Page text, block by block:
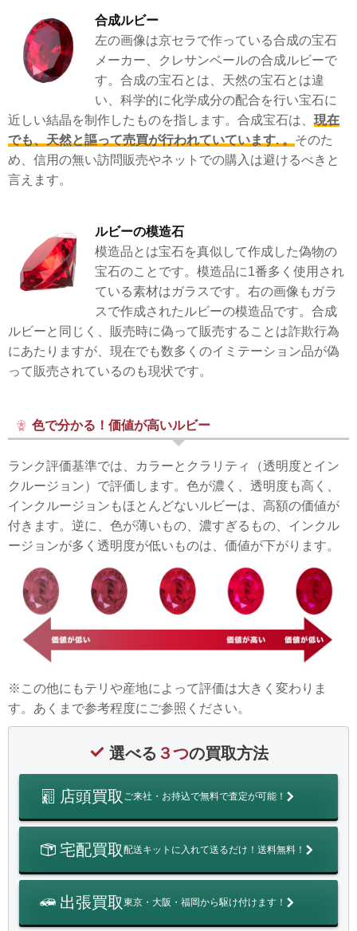
合成ルビー
左の画像は京セラで作っている合成の宝石
メーカー、クレサンベールの合成ルビーで
す。合成の宝石とは、天然の宝石とは違
い、科学的に化学成分の配合を行い宝石に
近しい結晶を制作したものを指します。合成宝石は、 現在
でも、天然と謳って売買が行われていています. 。 そのた
め、信用の無い訪問販売やネットでの購入は避けるべきと
言えます。
ルビーの模造石
模造品とは宝石を真似して作成した偽物の
宝石のことです。模造品に1番多く使用され
ている素材はガラスです。右の画像もガラ
スで作成されたルビーの模造品です。合成
ルビーと同じく、販売時に偽って販売することは詐欺行為
にあたりますが、現在でも数多くのイミテーション品が偽
って販売されているのも現状です。
色で分かる！価値が高いルビー
ランク評価基準では、カラーとクラリティ（透明度とイン
クルージョン）で評価します。色が濃く、透明度も高く、
インクルージョンもほとんどないルビーは、高額の価値が
付きます。逆に、色が薄いもの、濃すぎるもの、インクル
ージョンが多く透明度が低いものは、価値が下がります。
※この他にもテリや産地によって評価は大きく変わりま
す。あくまで参考程度にご参照ください。
選べる ３つの買取方法
店頭買取 ご来社・お持込で無料で査定が可能！
宅配買取配送キットに入れて送るだけ！送料無料！
出張買取東京・大阪・福岡から駆け付けます！